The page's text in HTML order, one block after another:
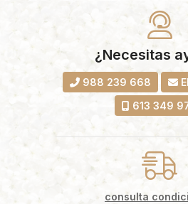
¿Necesitas
988 239 668
613 349
consulta